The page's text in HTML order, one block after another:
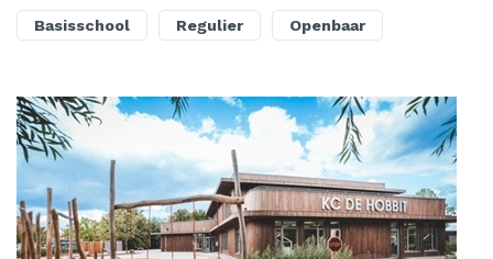
Basisschool Regulier Openbaar